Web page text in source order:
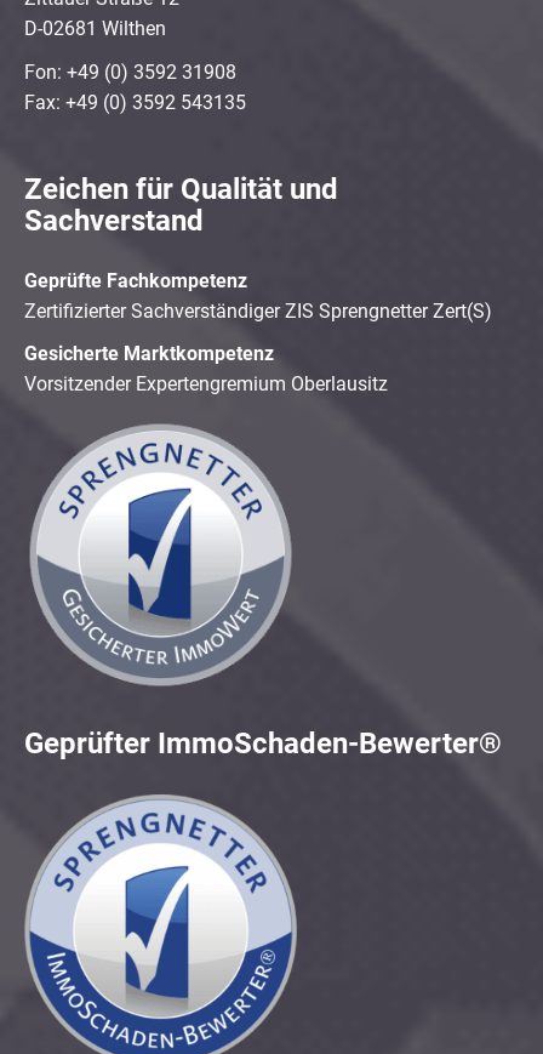
D-02681 Wilthen
Fon: +49 (0) 3592 31908
Fax: +49 (0) 3592 543135
Zeichen für Qualität und
Sachverstand
Geprüfte Fachkompetenz
Zertifizierter Sachverständiger ZIS Sprengnetter Zert(S)
Gesicherte Marktkompetenz
Vorsitzender Expertengremium Oberlausitz
Geprüfter ImmoSchaden-Bewerter®